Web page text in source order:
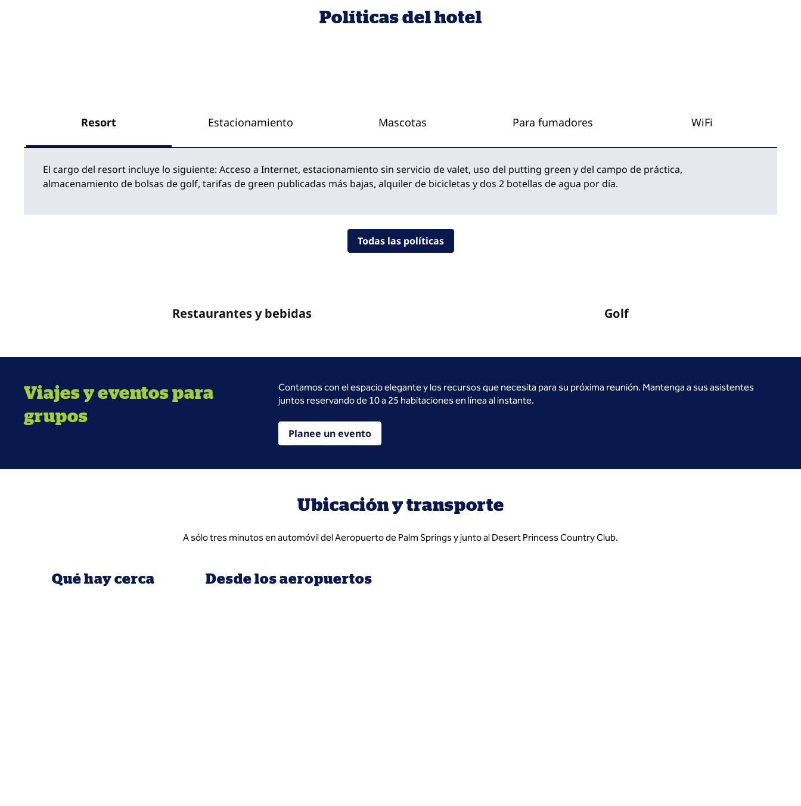
Políticas del hotel
Resort Estacionamiento Mascotas Para fumadores WiFi
El cargo del resort incluye lo siguiente: Acceso a Internet, estacionamiento sin servicio de valet, uso del putting green y del campo de práctica,
almacenamiento de bolsas de golf, tarifas de green publicadas más bajas, alquiler de bicicletas y dos 2 botellas de agua por día.
Todas las políticas
Restaurantes y bebidas Golf
Viajes y eventos para
grupos
Contamos con el espacio elegante y los recursos que necesita para su próxima reunión. Mantenga a sus asistentes
juntos reservando de 10 a 25 habitaciones en línea al instante.
Planee un evento
Ubicación y transporte
A sólo tres minutos en automóvil del Aeropuerto de Palm Springs y junto al Desert Princess Country Club.
Qué hay cerca Desde los aeropuertos